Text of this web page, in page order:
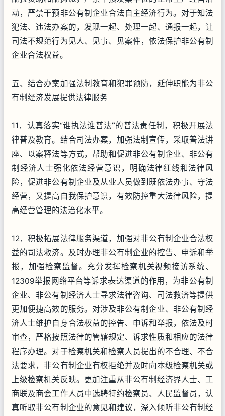
动，严禁干预非公有制企业合法自主经济行为。对于知法
犯法、违法办案的，发现一起、处理一起、通报一起，让
司法不规范行为见人、见事、见案件，依法保护非公有制
企业合法权益。
五、结合办案加强法制教育和犯罪预防，延伸职能为非公
有制经济发展提供法律服务
11．认真落实“谁执法谁普法”的普法责任制，积极开展法
律普及教育。结合司法办案，加强法制宣传，采取普法讲
座、以案释法等方式，帮助和促进非公有制企业、非公有
制经济人士强化依法经营意识，明确法律红线和法律风
险，促进非公有制企业及从业人员做到既依法办事、守法
经营，又提高自我保护意识，有效防控重大法律风险，提
高经营管理的法治化水平。
12．积极拓展法律服务渠道，加强对非公有制企业合法权
益的司法救济。及时办理非公有制企业的控告、申诉和举
报，加强检察监督。充分发挥检察机关视频接访系统、
12309举报网络平台等诉求表达渠道的作用，为非公有制
企业、非公有制经济人士寻求法律咨询、司法救济等提供
更加便捷高效的服务。对涉及非公有制企业、非公有制经
济人士维护自身合法权益的控告、申诉和举报，依法及时
审查，严格按照法律的管辖规定、诉求性质和相应的法律
程序办理。对于检察机关和检察人员提出的不合理、不合
法要求，非公有制企业有权拒绝并及时向本级检察机关或
上级检察机关反映。更加注重从非公有制经济界人士、工
商联及商会工作人员中选聘特约检察员、人民监督员，认
真听取非公有制企业的意见和建议，深入倾听非公有制经